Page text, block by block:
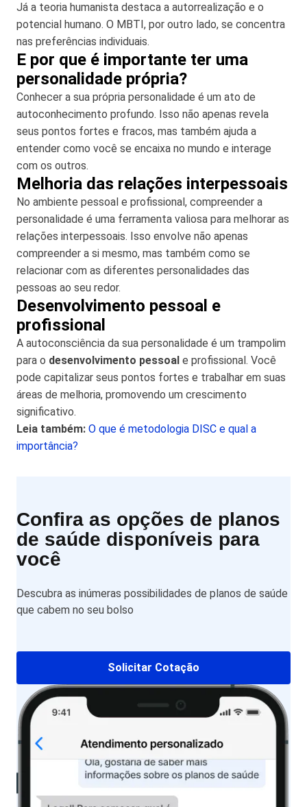
Já a teoria humanista destaca a autorrealização e o
potencial humano. O MBTI, por outro lado, se concentra
nas preferências individuais.
E por que é importante ter uma
personalidade própria?
Conhecer a sua própria personalidade é um ato de
autoconhecimento profundo. Isso não apenas revela
seus pontos fortes e fracos, mas também ajuda a
entender como você se encaixa no mundo e interage
com os outros.
Melhoria das relações interpessoais
No ambiente pessoal e profissional, compreender a
personalidade é uma ferramenta valiosa para melhorar as
relações interpessoais. Isso envolve não apenas
compreender a si mesmo, mas também como se
relacionar com as diferentes personalidades das
pessoas ao seu redor.
Desenvolvimento pessoal e
profissional
A autoconsciência da sua personalidade é um trampolim
para o desenvolvimento pessoal e profissional. Você
pode capitalizar seus pontos fortes e trabalhar em suas
áreas de melhoria, promovendo um crescimento
significativo.
Leia também: O que é metodologia DISC e qual a
importância?
Confira as opções de planos
de saúde disponíveis para
você
Descubra as inúmeras possibilidades de planos de saúde
que cabem no seu bolso
Solicitar Cotação